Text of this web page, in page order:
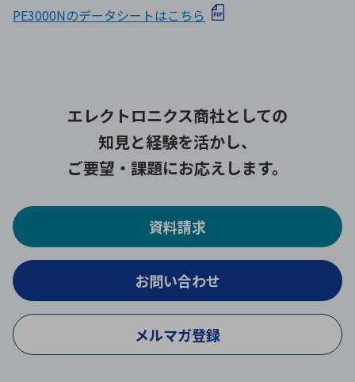
PE3000Nのデータシートはこちら
エレクトロニクス商社としての
知見と経験を活かし、
ご要望・課題にお応えします。
資料請求
お問い合わせ
メルマガ登録